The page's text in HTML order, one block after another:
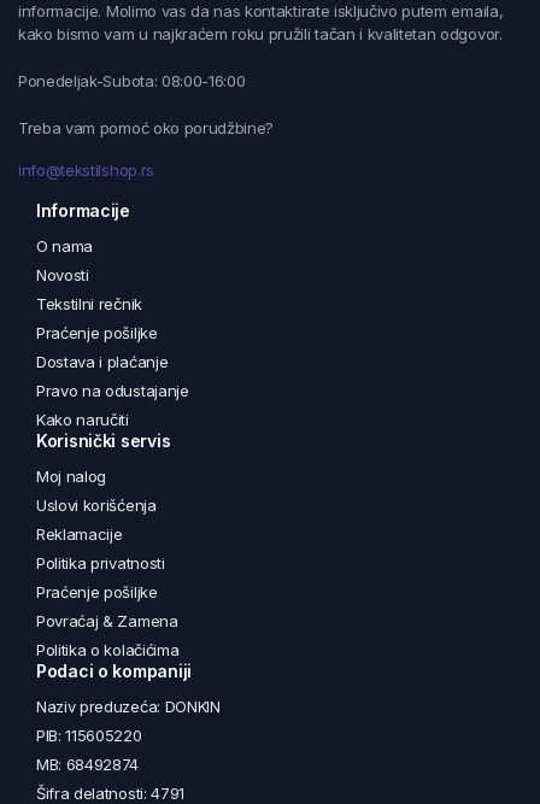
informacije. Molimo vas da nas kontaktirate isključivo putem emaila,
kako bismo vam u najkraćem roku pružili tačan i kvalitetan odgovor.
Ponedeljak-Subota: 08:00-16:00
Treba vam pomoć oko porudžbine?
info@tekstilshop.rs
Informacije
O nama
Novosti
Tekstilni rečnik
Praćenje pošiljke
Dostava i plaćanje
Pravo na odustajanje
Kako naručiti
Korisnički servis
Moj nalog
Uslovi korišćenja
Reklamacije
Politika privatnosti
Praćenje pošiljke
Povraćaj & Zamena
Politika o kolačićima
Podaci o kompaniji
Naziv preduzeća: DONKIN
PIB: 115605220
MB: 68492874
Šifra delatnosti: 4791